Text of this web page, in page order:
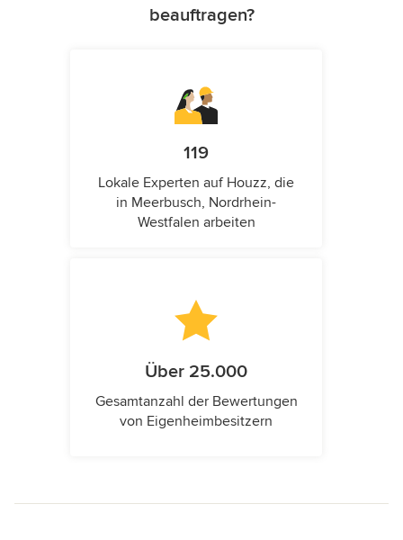
beauftragen?
119
Lokale Experten auf Houzz, die
in Meerbusch, Nordrhein-
Westfalen arbeiten
Über 25.000
Gesamtanzahl der Bewertungen
von Eigenheimbesitzern